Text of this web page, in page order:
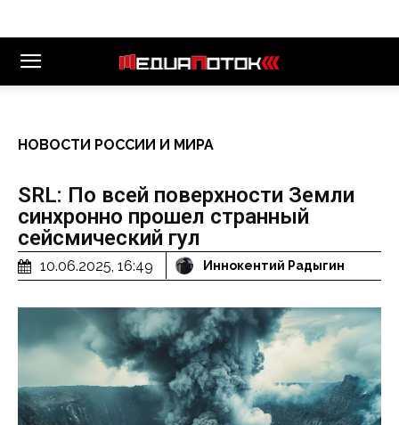
НОВОСТИ РОССИИ И МИРА
SRL: По всей поверхности Земли
синхронно прошел странный
сейсмический гул
10.06.2025, 16:49 Иннокентий Радыгин